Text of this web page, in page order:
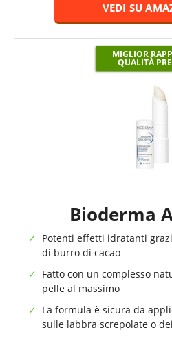
VEDI SU
MIGLIOR
QUALITÀ
Bioderma
Potenti effetti idratanti
di burro di cacao
Fatto con un complesso
pelle al massimo
La formula è sicura da
sulle labbra screpolate o